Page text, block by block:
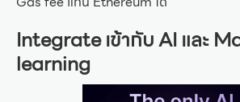
Integrate เข้ากับ AI และ
learning